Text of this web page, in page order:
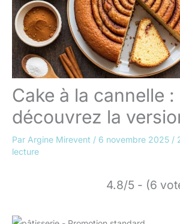
Cake à la cannelle :
découvrez la
Par Argine Mirevent / 6 novembre 2025 /
lecture
4.8/5 - (6